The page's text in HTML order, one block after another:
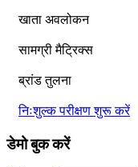
खाता अवलोकन
सामग्री मैट्रिक्स
ब्रांड तुलना
निःशुल्क परीक्षण शुरू करें
डेमो बुक करें